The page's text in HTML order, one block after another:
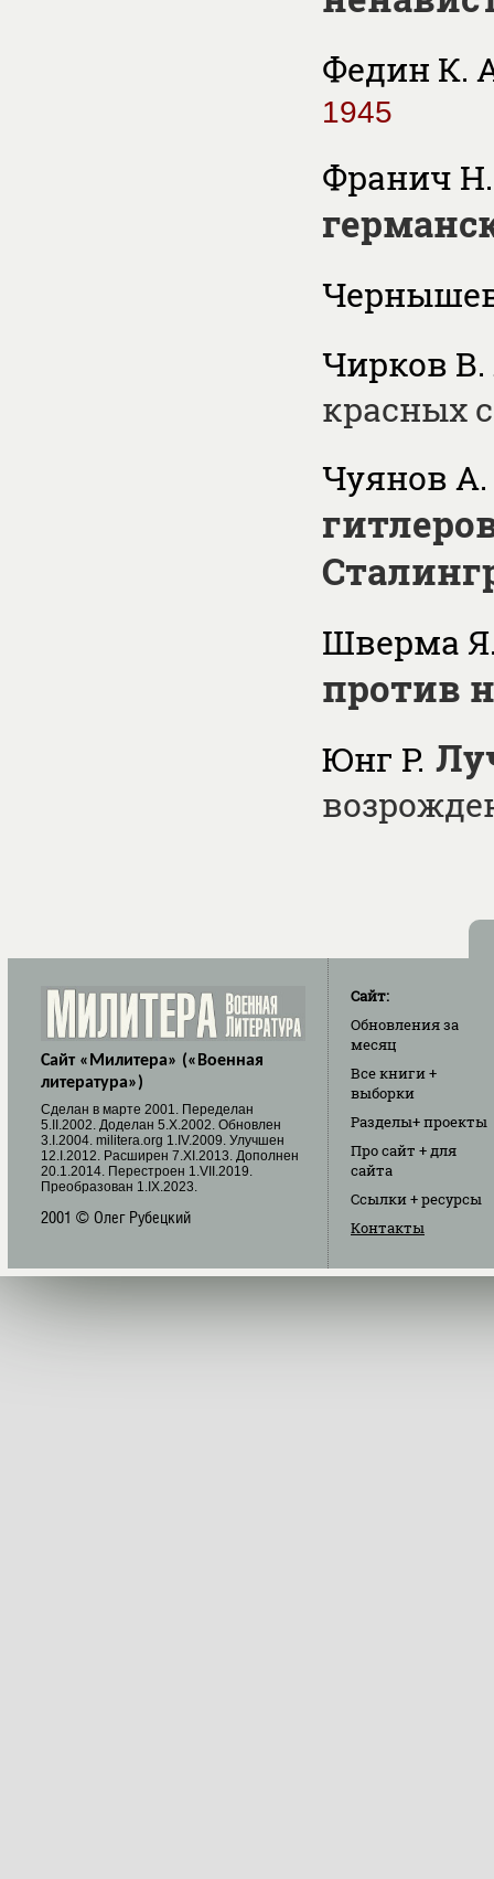
Федин К.
1945
Франич
Чирков
красных
Чуянов
Шверма
против
Юнг Р.
Сайт «Милитера» («Военная
литература»)
Cделан в марте 2001. Переделан
5.II.2002. Доделан 5.X.2002. Обновлен
3.I.2004. militera.org 1.IV.2009. Улучшен
12.I.2012. Расширен 7.XI.2013. Дополнен
20.1.2014. Перестроен 1.VII.2019.
Преобразован 1.IX.2023.
2001 © Олег Рубецкий
Сайт:
Обновленияза
месяц
Все книги+
выборки
Разделы+ проекты
Про сайт + для
сайта
Ссылки+ ресурсы
Контакты